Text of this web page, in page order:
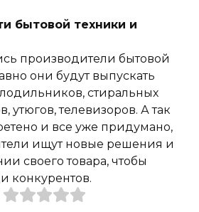
бытовой техники и
производители бытовой
они будут выпускать
стиральных
утюгов, телевизоров. А так
и все уже придумано,
ищут новые решения и
своего товара, чтобы
конкурентов.